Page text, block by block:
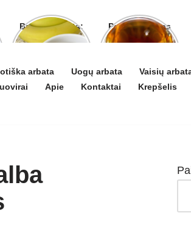
Bananų arbata:
kuo ji naudinga
Pelyno arbatos
nauda ir
arbata Uogų arbata Vaisių
Apie Kontaktai Krepšelis